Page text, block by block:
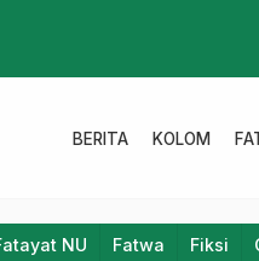
BERITA KOLOM
NU Fatwa Fiksi